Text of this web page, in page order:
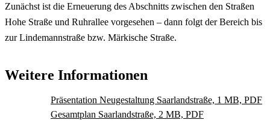
Zunächst ist die Erneuerung des Abschnitts zwischen den Straßen
Hohe Straße und Ruhrallee vorgesehen – dann folgt der Bereich bis
zur Lindemannstraße bzw. Märkische Straße.
Weitere Informationen
Präsentation Neugestaltung Saarlandstraße, 1 MB, PDF
Gesamtplan Saarlandstraße, 2 MB, PDF